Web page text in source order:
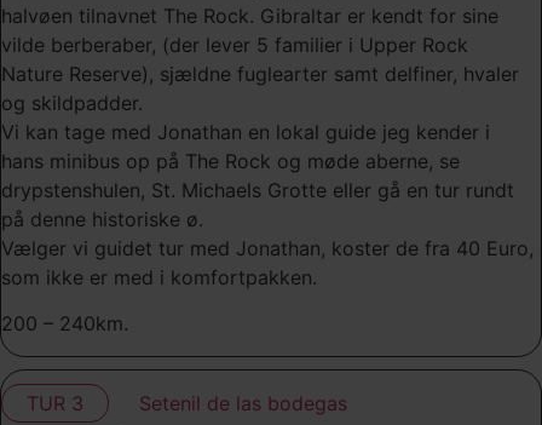
halvøen tilnavnet The Rock. Gibraltar er kendt for sine
vilde berberaber, (der lever 5 familier i Upper Rock
Nature Reserve), sjældne fuglearter samt delfiner, hvaler
og skildpadder.
Vi kan tage med Jonathan en lokal guide jeg kender i
hans minibus op på The Rock og møde aberne, se
drypstenshulen, St. Michaels Grotte eller gå en tur rundt
på denne historiske ø.
Vælger vi guidet tur med Jonathan, koster de fra 40 Euro,
som ikke er med i komfortpakken.
200 – 240km.
TUR 3
Setenil de las bodegas